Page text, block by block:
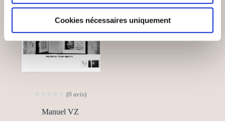
Cookies nécessaires uniquement
(0 avis)
Manuel VZ